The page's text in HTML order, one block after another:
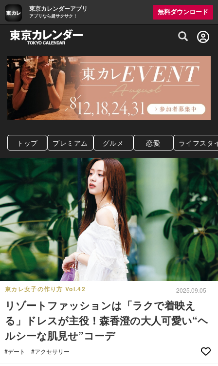
東京カレンダーアプリ
アプリなら超サクサク！
無料ダウンロード
グルメ情報・プレミアムレストラン予約
トップ プレミアム グルメ 恋愛 ライフスタ
東カレ女子の作り方 Vol.42 2025.09.05
リゾートファッションは「ラクで着映え
る」ドレスが主役！森香澄の大人可愛い“ヘ
ルシーな肌見せ”コーデ
#デート #アクセサリー